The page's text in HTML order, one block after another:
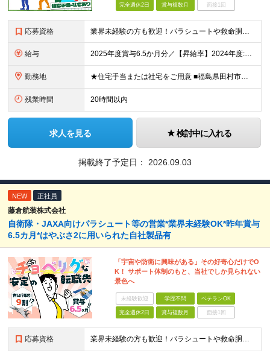
完全週休2日 賞与複数月 面接1回
応募資格 業界未経験の方も歓迎！パラシュートや救命胴衣などの知識がなくても全く問題ありません！ ★以下のいずれかに当てはまる方を歓迎します！ 【1】メーカーでの技術開発・設計経験をお持ちの方 ⇒「少しだけ開発
給与 2025年度賞与6.5か月分／【昇給率】2024年度:5％ 2025年度：6％（昇給年1回） 月給25万円～35万円 ※経験に応じて給与は変動します。 想定年収400万円～600万円 【各種手当
勤務地 ★住宅手当または社宅をご用意 ■福島県田村市大越町上大越字後原10-71 ■東京都品川区荏原2-4-46 ※マイカー通勤OK（駐車場有） (変更の範囲)上記を除く当社関連勤務地
残業時間 20時間以内
求人を見る 検討中に入れる
掲載終了予定日： 2026.09.03
NEW 正社員
藤倉航装株式会社
自衛隊・JAXA向けパラシュート等の営業*業界未経験OK*昨年賞与
6.5カ月*はやぶさ2に用いられた自社製品有
「宇宙や防衛に興味がある」その好奇心だけでO
K！ サポート体制のもと、当社でしか見られない
景色へ
未経験歓迎 学歴不問 ベテランOK
完全週休2日 賞与複数月 面接1回
応募資格 業界未経験の方も歓迎！パラシュートや救命胴衣などの知識がなくても全く問題ありません！ ★メーカーでの営業経験もしくは官公庁向けの営業経験がある方（年数不問） ※学歴不問 【以下のような方をお待ちし